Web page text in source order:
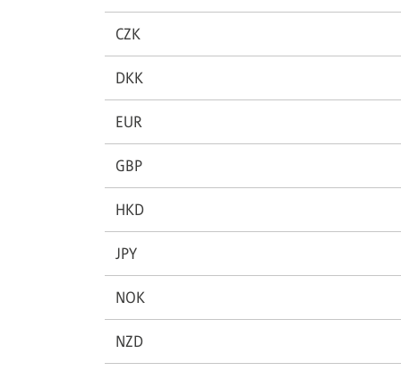
CZK
DKK
EUR
GBP
HKD
JPY
NOK
NZD